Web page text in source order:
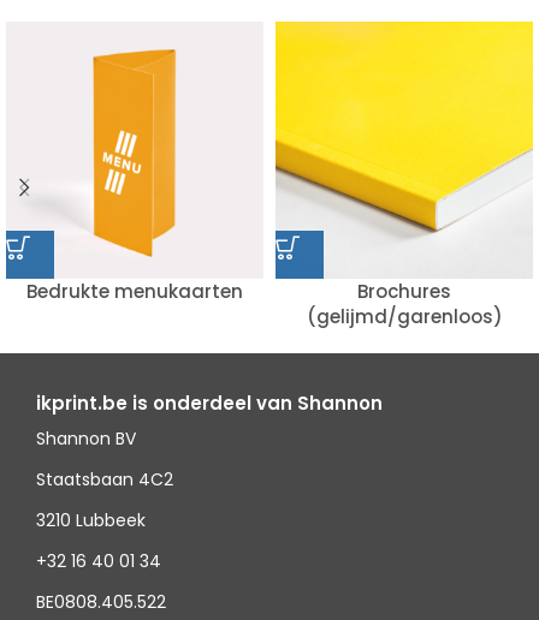
Bedrukte menukaarten
Brochures
(gelijmd/garenloos)
ikprint.be is onderdeel van Shannon
Shannon BV
Staatsbaan 4C2
3210 Lubbeek
+32 16 40 01 34
BE0808.405.522